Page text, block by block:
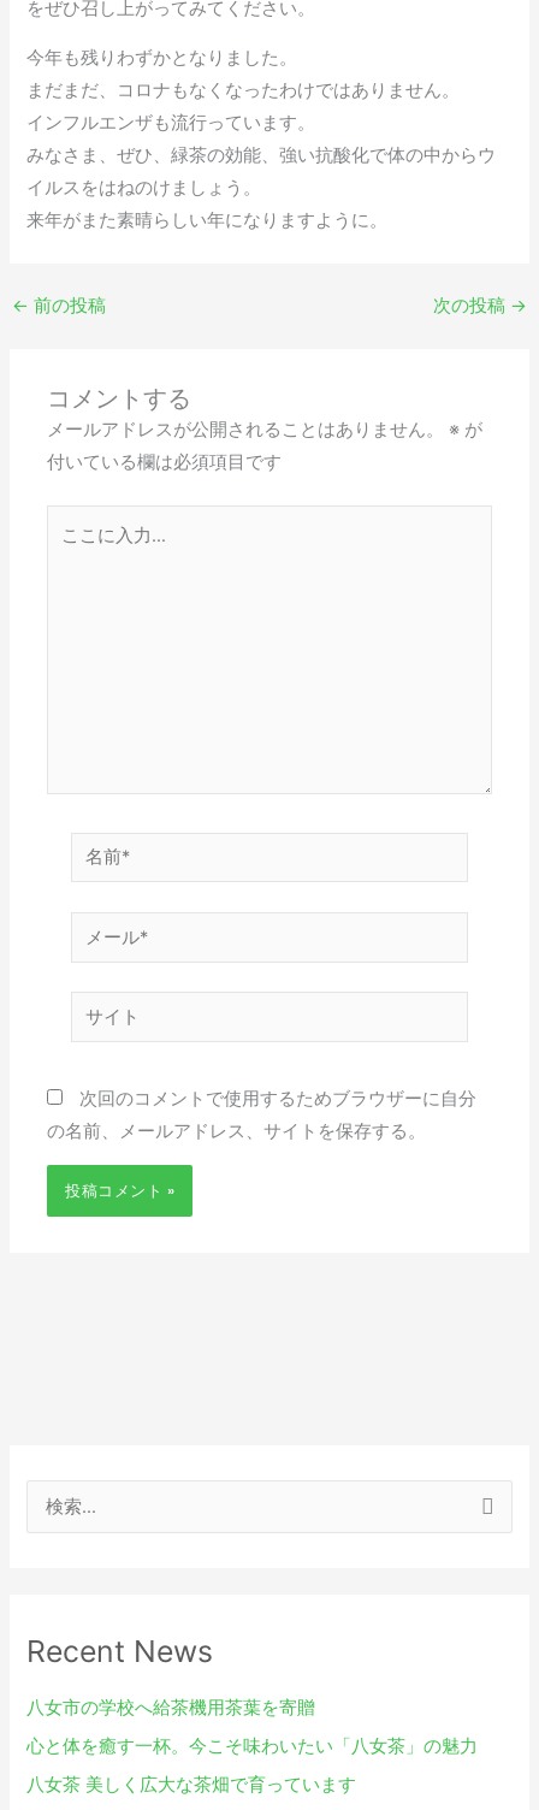
Recent News
八女市の学校へ給茶機用茶葉を寄贈
心と体を癒す一杯。今こそ味わいたい「八女茶」の魅力
八女茶 美しく広大な茶畑で育っています
をぜひ召し上がってみてください。
今年も残りわずかとなりました。
まだまだ、コロナもなくなったわけではありません。
インフルエンザも流行っています。
みなさま、ぜひ、緑茶の効能、強い抗酸化で体の中からウ
イルスをはねのけましょう。
来年がまた素晴らしい年になりますように。
← 前の投稿 次の投稿 →
コメントする
メールアドレスが公開されることはありません。 ※ が
付いている欄は必須項目です
前
*
ー
ル
イ
次回のコメントで使用するためブラウザーに自分
の名前、メールアドレス、サイトを保存する。